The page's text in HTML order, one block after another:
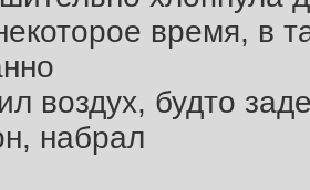
время, в
воздух, будто
набрал